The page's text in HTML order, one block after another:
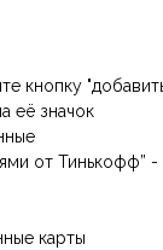
кнопку
её значок
от Тинькофф” -
карты